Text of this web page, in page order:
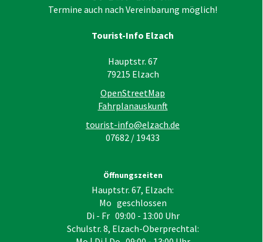
Termine auch nach Vereinbarung möglich!
Tourist-Info Elzach
Hauptstr. 67
79215 Elzach
OpenStreetMap
Fahrplanauskunft
tourist-info@elzach.de
07682 / 19433
Öffnungszeiten
Hauptstr. 67, Elzach:
Mo geschlossen
Di - Fr 09:00 - 13:00 Uhr
Schulstr. 8, Elzach-Oberprechtal: